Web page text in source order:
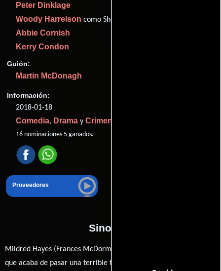
Peter Dinklage
Woody Harrelson como Sheriff Bill Willoughby
Abbie Cornish
Kerry Condon
Guión:
Martin McDonagh
Información:
2018-01-18
Comedia, Drama y Crimen
16 nominaciones 5 ganados.
Proveedores
Sinopsis
Mildred Hayes (Frances McDormand), es una mujer de 50 años
que acaba de pasar una terrible tragedia familiar. Su hija fue